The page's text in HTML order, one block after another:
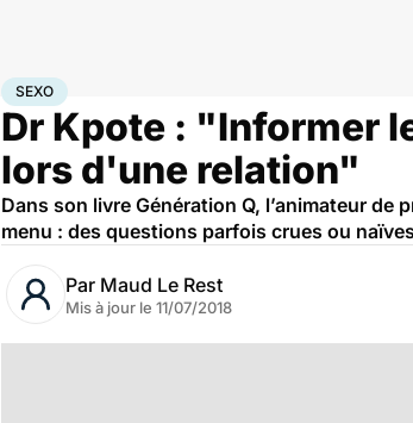
AccueilBien-être
SEXO
Dr Kpote : "Informer
lors d'une relation"
Dans son livre Génération Q, l’animateur
menu : des questions parfois crues ou
Par Maud Le Rest
Mis à jour le 11/07/2018